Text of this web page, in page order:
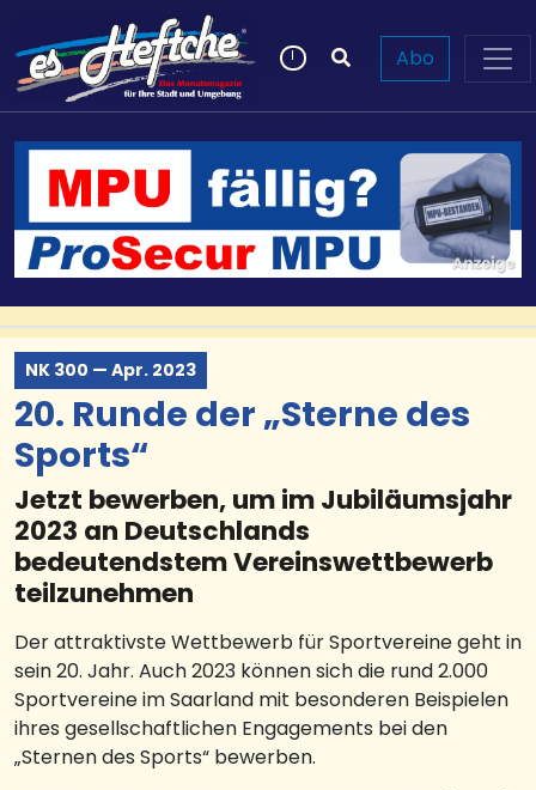
Abo
NK 300 — Apr. 2023
20. Runde der „Sterne des
Sports“
Jetzt bewerben, um im Jubiläumsjahr
2023 an Deutschlands
bedeutendstem Vereinswettbewerb
teilzunehmen
Der attraktivste Wettbewerb für Sportvereine geht in
sein 20. Jahr. Auch 2023 können sich die rund 2.000
Sportvereine im Saarland mit besonderen Beispielen
ihres gesellschaftlichen Engagements bei den
„Sternen des Sports“ bewerben.